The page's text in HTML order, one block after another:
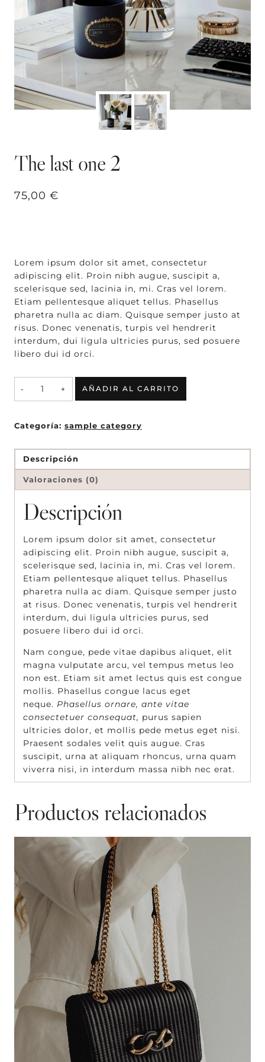
The last one 2
75,00 €
Lorem ipsum dolor sit amet, consectetur
adipiscing elit. Proin nibh augue, suscipit a,
scelerisque sed, lacinia in, mi. Cras vel lorem.
Etiam pellentesque aliquet tellus. Phasellus
pharetra nulla ac diam. Quisque semper justo at
risus. Donec venenatis, turpis vel hendrerit
interdum, dui ligula ultricies purus, sed posuere
libero dui id orci.
The
2
AÑADIR AL CARRITO
Categoría: sample category
Descripción
Valoraciones (0)
Descripción
Lorem ipsum dolor sit amet, consectetur
adipiscing elit. Proin nibh augue, suscipit a,
scelerisque sed, lacinia in, mi. Cras vel lorem.
Etiam pellentesque aliquet tellus. Phasellus
pharetra nulla ac diam. Quisque semper justo
at risus. Donec venenatis, turpis vel hendrerit
interdum, dui ligula ultricies purus, sed
posuere libero dui id orci.
Nam congue, pede vitae dapibus aliquet, elit
magna vulputate arcu, vel tempus metus leo
non est. Etiam sit amet lectus quis est congue
mollis. Phasellus congue lacus eget
neque. Phasellus ornare, ante vitae
consectetuer consequat, purus sapien
ultricies dolor, et mollis pede metus eget nisi.
Praesent sodales velit quis augue. Cras
suscipit, urna at aliquam rhoncus, urna quam
viverra nisi, in interdum massa nibh nec erat.
Productos relacionados